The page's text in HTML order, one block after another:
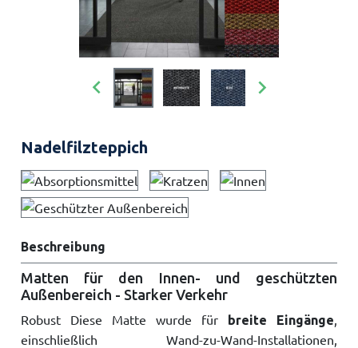
 
Nadelfilzteppich
Beschreibung
Matten für den Innen- und geschützten
Außenbereich - Starker Verkehr
Robust Diese Matte wurde fürbreite Eingänge,
einschließlich Wand-zu-Wand-Installationen,